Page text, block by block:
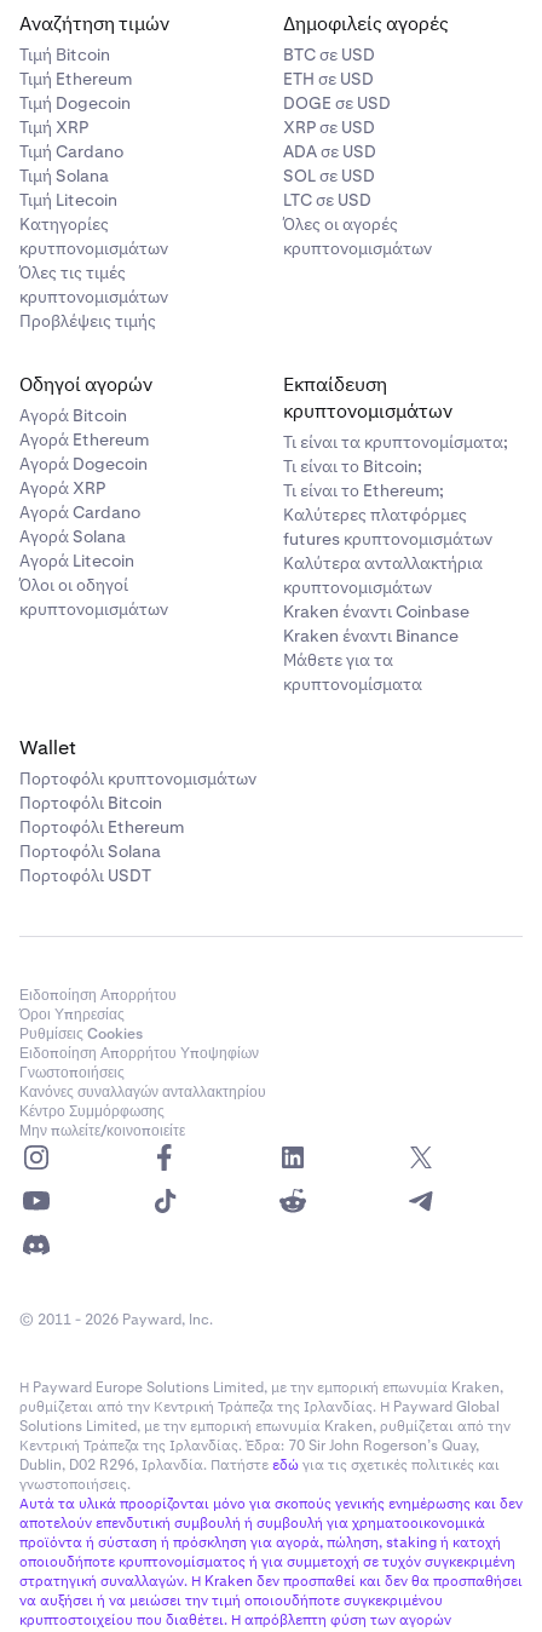
Αναζήτηση τιμών
Τιμή Βitcoin
Τιμή Ethereum
Τιμή Dogecoin
Τιμή XRP
Τιμή Cardano
Τιμή Solana
Τιμή Litecoin
Κατηγορίες
κρυτπονομισμάτων
Όλες τις τιμές
κρυπτονομισμάτων
Προβλέψεις τιμής
Δημοφιλείς αγορές
BTC σε USD
ETH σε USD
DOGE σε USD
XRP σε USD
ADA σε USD
SOL σε USD
LTC σε USD
Όλες οι αγορές
κρυπτονομισμάτων
Οδηγοί αγορών
Αγορά Bitcoin
Αγορά Ethereum
Αγορά Dogecoin
Αγορά XRP
Αγορά Cardano
Αγορά Solana
Αγορά Litecoin
Όλοι οι οδηγοί
κρυπτονομισμάτων
Εκπαίδευση
κρυπτονομισμάτων
Τι είναι τα κρυπτονομίσματα;
Τι είναι το Bitcoin;
Τι είναι το Ethereum;
Καλύτερες πλατφόρμες
futures κρυπτονομισμάτων
Καλύτερα ανταλλακτήρια
κρυπτονομισμάτων
Kraken έναντι Coinbase
Kraken έναντι Binance
Μάθετε για τα
κρυπτονομίσματα
Wallet
Πορτοφόλι κρυπτονομισμάτων
Πορτοφόλι Bitcoin
Πορτοφόλι Ethereum
Πορτοφόλι Solana
Πορτοφόλι USDT
Ειδοποίηση Απορρήτου
Όροι Υπηρεσίας
Ρυθμίσεις Cookies
Ειδοποίηση Απορρήτου Υποψηφίων
Γνωστοποιήσεις
Κανόνες συναλλαγών ανταλλακτηρίου
Κέντρο Συμμόρφωσης
Μην πωλείτε/κοινοποιείτε
© 2011 - 2026 Payward, Inc.
Η Payward Europe Solutions Limited, με την εμπορική επωνυμία Kraken,
ρυθμίζεται από την Κεντρική Τράπεζα της Ιρλανδίας. Η Payward Global
Solutions Limited, με την εμπορική επωνυμία Kraken, ρυθμίζεται από την
Κεντρική Τράπεζα της Ιρλανδίας. Έδρα: 70 Sir John Rogerson’s Quay,
Dublin, D02 R296, Ιρλανδία. Πατήστεεδώγια τις σχετικές πολιτικές και
γνωστοποιήσεις.
Αυτά τα υλικά προορίζονται μόνο για σκοπούς γενικής ενημέρωσης και δεν
αποτελούν επενδυτική συμβουλή ή συμβουλή για χρηματοοικονομικά
προϊόντα ή σύσταση ή πρόσκληση για αγορά, πώληση, staking ή κατοχή
οποιουδήποτε κρυπτονομίσματος ή για συμμετοχή σε τυχόν συγκεκριμένη
στρατηγική συναλλαγών. Η Kraken δεν προσπαθεί και δεν θα προσπαθήσει
να αυξήσει ή να μειώσει την τιμή οποιουδήποτε συγκεκριμένου
κρυπτοστοιχείου που διαθέτει. Η απρόβλεπτη φύση των αγορών